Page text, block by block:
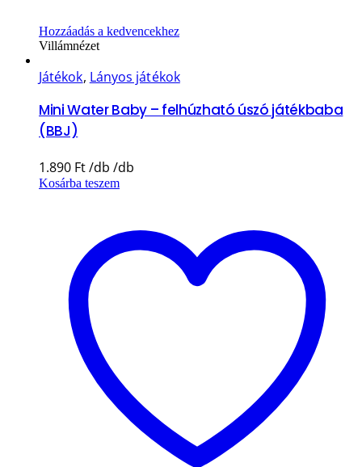
Hozzáadás a kedvencekhez
Villámnézet
Játékok, Lányos játékok
Mini Water Baby – felhúzható úszó játékbaba
(BBJ)
1.890 Ft
Kosárba teszem